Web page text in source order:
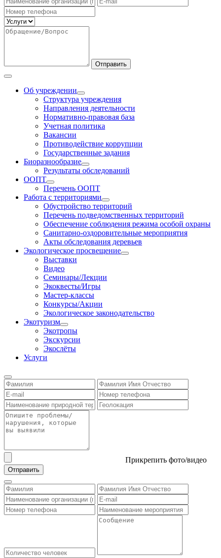
Отправить
Об учреждении
Структура учреждения
Направления деятельности
Нормативно-правовая база
Учетная политика
Вакансии
Противодействие коррупции
Государственные задания
Биоразнообразие
Результаты обследований
ООПТ
Перечень ООПТ
Работа с территориями
Обустройство территорий
Перечень подведомственных территорий
Обеспечение соблюдения режима особой охраны
Санитарно-оздоровительные мероприятия
Акты обследования деревьев
Экологическое просвещение
Выставки
Видео
Семинары/Лекции
Экоквесты/Игры
Мастер-классы
Конкурсы/Акции
Экологическое законодательство
Экотуризм
Экотропы
Экскурсии
Экослёты
Услуги
Прикрепить фото/видео
Отправить